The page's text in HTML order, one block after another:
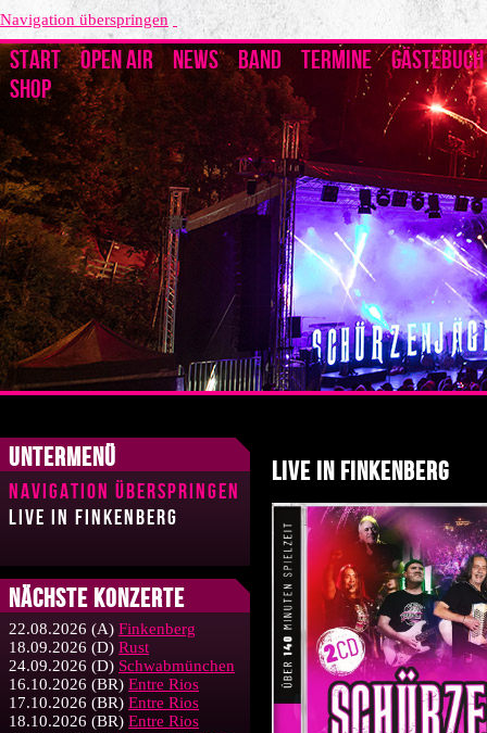
Navigation überspringen
START OPEN AIR NEWS BAND TERMINE
GÄSTEBUCH
SHOP
Untermenü
Navigation überspringen
Live in Finkenberg
Nächste Konzerte
22.08.2026 (A) Finkenberg
18.09.2026 (D) Rust
24.09.2026 (D) Schwabmünchen
16.10.2026 (BR) Entre Rios
17.10.2026 (BR) Entre Rios
18.10.2026 (BR) Entre Rios
Live in Finkenberg